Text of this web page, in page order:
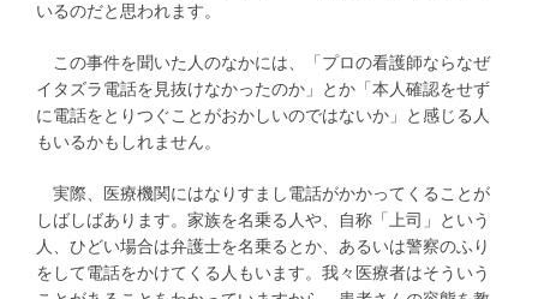
いるのだと思われます。
この事件を聞いた人のなかには、「プロの看護師ならなぜ
イタズラ電話を見抜けなかったのか」とか「本人確認をせず
に電話をとりつぐことがおかしいのではないか」と感じる人
もいるかもしれません。
実際、医療機関にはなりすまし電話がかかってくることが
しばしばあります。家族を名乗る人や、自称「上司」という
人、ひどい場合は弁護士を名乗るとか、あるいは警察のふり
をして電話をかけてくる人もいます。我々医療者はそういう